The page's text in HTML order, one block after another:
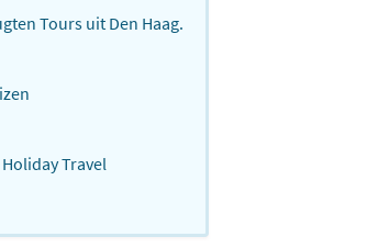
Tours uit Den Haag.
Travel